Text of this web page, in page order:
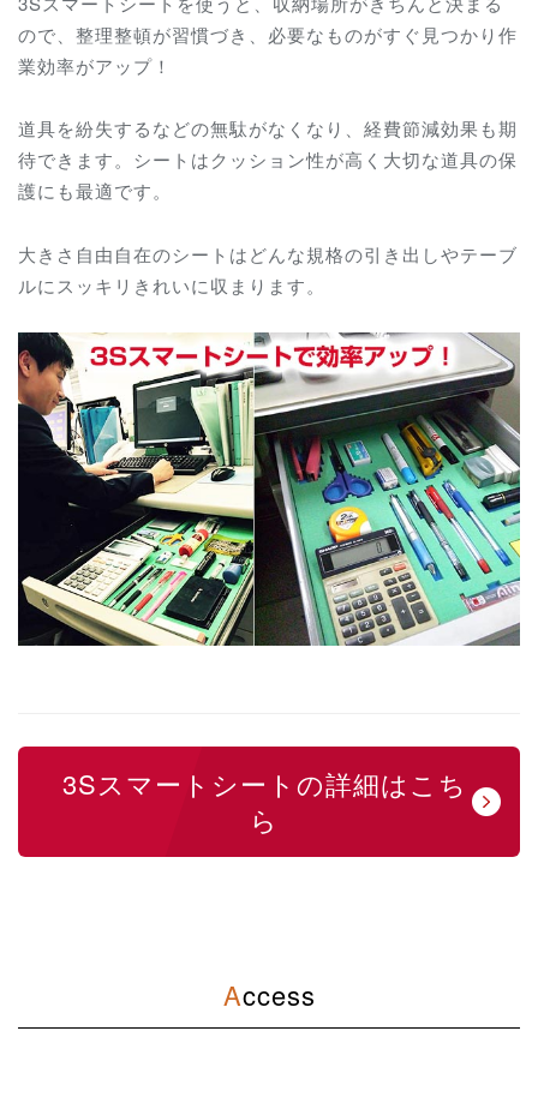
ので、整理整頓が習慣づき、必要なものがすぐ見つかり作
業効率がアップ！
道具を紛失するなどの無駄がなくなり、経費節減効果も期
待できます。シートはクッション性が高く大切な道具の保
護にも最適です。
大きさ自由自在のシートはどんな規格の引き出しやテーブ
ルにスッキリきれいに収まります。
3Sスマートシートの詳細はこち
ら
Access